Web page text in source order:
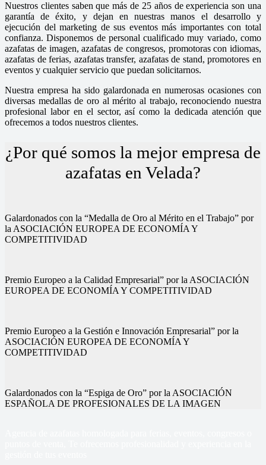
Nuestros clientes saben que más de 25 años de experiencia son una
garantía de éxito, y dejan en nuestras manos el desarrollo y
ejecución del marketing de sus eventos más importantes con total
confianza. Disponemos de personal cualificado muy variado, como
azafatas de imagen, azafatas de congresos, promotoras con idiomas,
azafatas de ferias, azafatas transfer, azafatas de stand, promotores en
eventos y cualquier servicio que puedan solicitarnos.
Nuestra empresa ha sido galardonada en numerosas ocasiones con
diversas medallas de oro al mérito al trabajo, reconociendo nuestra
profesional labor en el sector, así como la dedicada atención que
ofrecemos a todos nuestros clientes.
¿Por qué somos la mejor empresa de
azafatas en Velada?
Galardonados con la “Medalla de Oro al Mérito en el Trabajo” por
la ASOCIACIÓN EUROPEA DE ECONOMÍA Y
COMPETITIVIDAD
Premio Europeo a la Calidad Empresarial” por la ASOCIACIÓN
EUROPEA DE ECONOMÍA Y COMPETITIVIDAD
Premio Europeo a la Gestión e Innovación Empresarial” por la
ASOCIACIÓN EUROPEA DE ECONOMÍA Y
COMPETITIVIDAD
Galardonados con la “Espiga de Oro” por la ASOCIACIÓN
ESPAÑOLA DE PROFESIONALES DE LA IMAGEN